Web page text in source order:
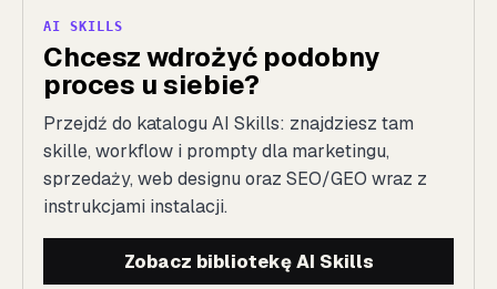
AI SKILLS
Chcesz wdrożyć podobny
proces u siebie?
Przejdź do katalogu AI Skills: znajdziesz tam
skille, workflow i prompty dla marketingu,
sprzedaży, web designu oraz SEO/GEO wraz z
instrukcjami instalacji.
Zobacz bibliotekę AI Skills